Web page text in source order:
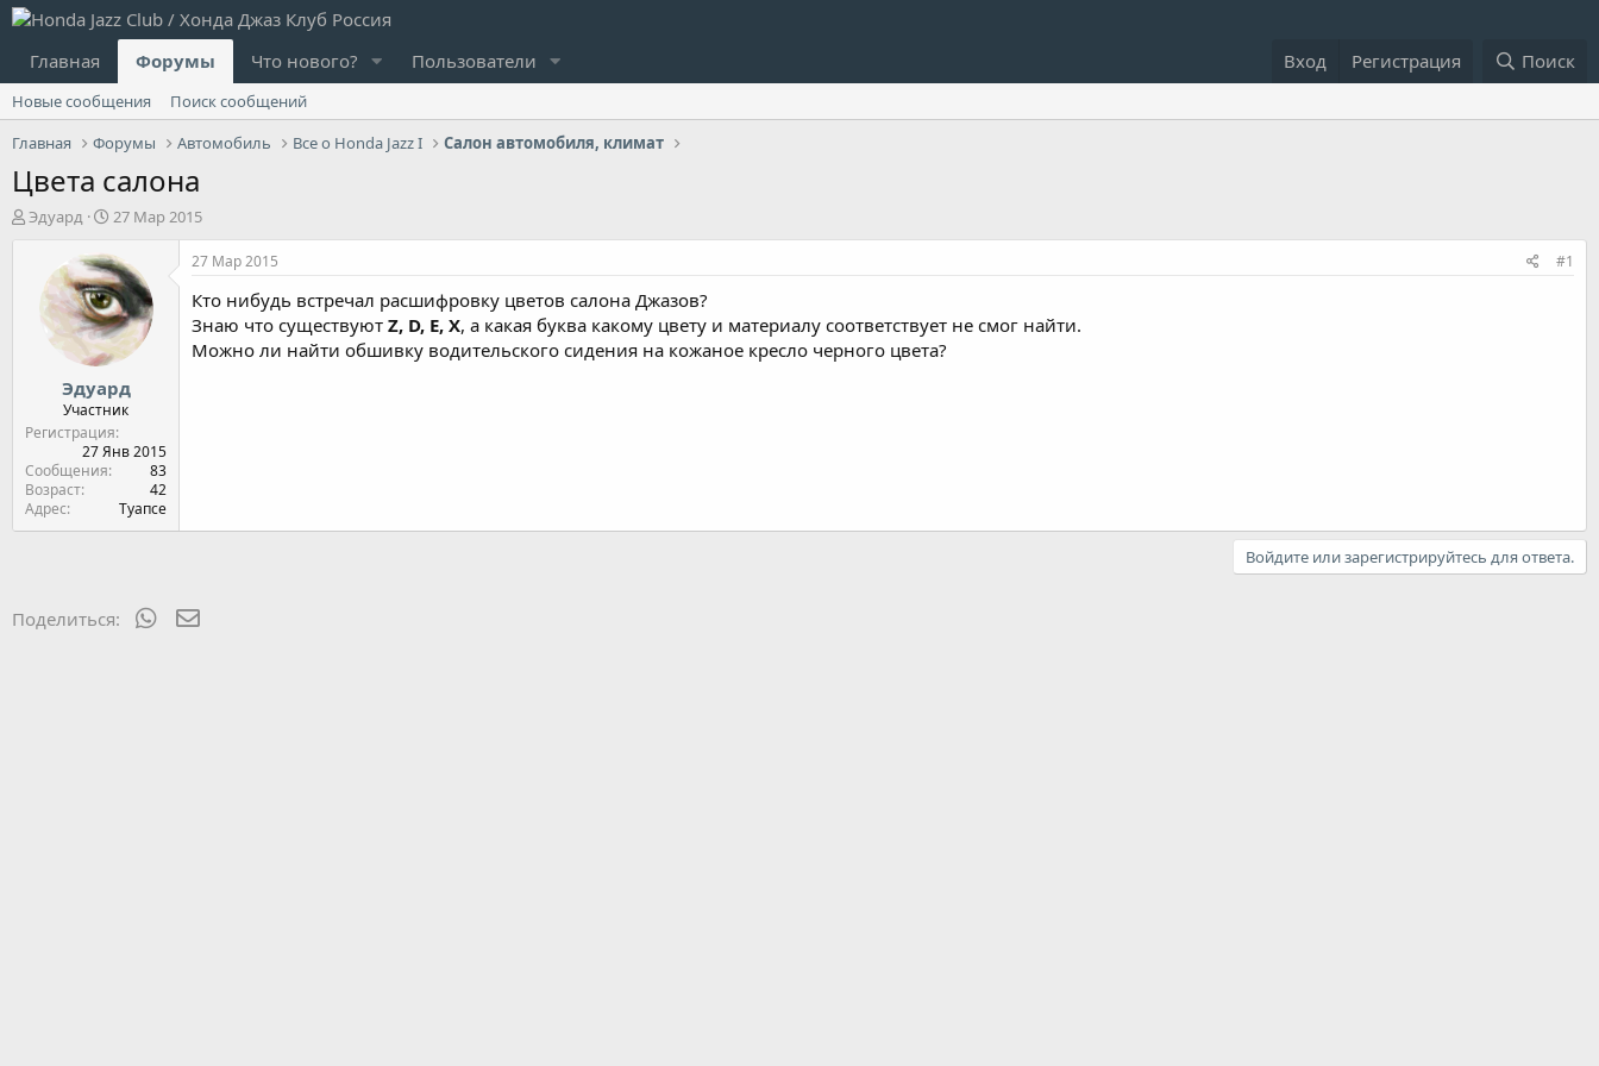
Главная Форумы Что нового? Пользователи Вход Регистрация Поиск
Новые сообщения
Поиск сообщений
Главная
Форумы Автомобиль Все о Honda Jazz I Салон автомобиля, климат
Цвета салона
А
Эдуард
Д
т
а
н
а
ч
а
л
а
27 Мар 2015
Эдуард
Участник
Регистрация
27 Янв 2015
Сообщения
83
Возраст
42
Адрес
Туапсе
27 Мар 2015 #1
Кто нибудь встречал расшифровку цветов салона Джазов?
Знаю что существуют Z, D, E, X, а какая буква какому цвету и материалу соответствует не смог найти.
Можно ли найти обшивку водительского сидения на кожаное кресло черного цвета?
Войдите или зарегистрируйтесь для ответа.
Поделиться: WhatsApp